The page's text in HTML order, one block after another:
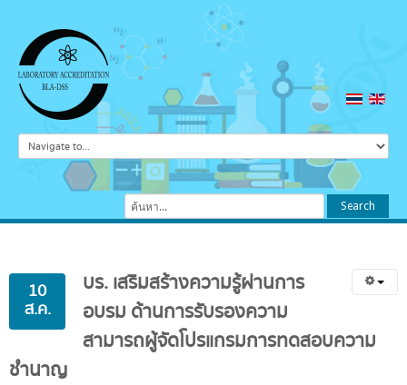
ค้นหา...
Search
10
ส.ค.
บร.เสริมสร้างความรู้ผ่านการ
อบรม ด้านการรับรองความ
สามารถผู้จัดโปรแกรมการทดสอบความ
ชำนาญ